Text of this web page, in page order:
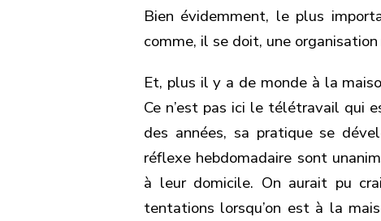
Bien évidemment, le plus
comme, il se doit, une
Et, plus il y a de monde à la
Ce n’est pas ici le télétravail qui
des années, sa pratique se
réflexe hebdomadaire sont
à leur domicile. On aurait pu
tentations lorsqu’on est à la